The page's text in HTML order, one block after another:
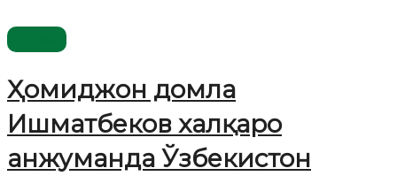
Ҳомиджон домла
Ишматбеков халқаро
анжуманда Ўзбекистон